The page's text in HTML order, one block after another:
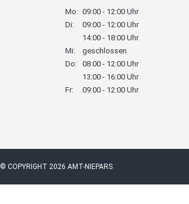
Mo: 09:00 - 12:00 Uhr
Di:
09:00 - 12:00 Uhr
14:00 - 18:00 Uhr
Mi:
geschlossen
Do: 08:00 - 12:00 Uhr
13:00 - 16:00 Uhr
Fr:
09:00 - 12:00 Uhr
© COPYRIGHT 2026 AMT-NIEPARS